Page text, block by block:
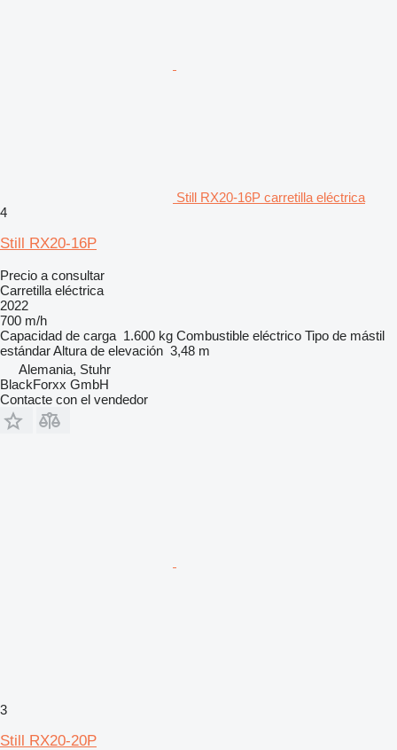
Still RX20-16P carretilla eléctrica
4
Still RX20-16P
Precio a consultar
Carretilla eléctrica
2022
700 m/h
Capacidad de carga 1.600 kg Combustible eléctrico Tipo de mástil
estándarAltura de elevación 3,48 m
Alemania, Stuhr
BlackForxx GmbH
Contacte con el vendedor
3
Still RX20-20P